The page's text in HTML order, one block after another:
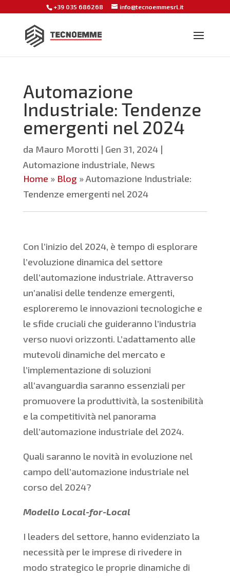
+39 035 686268 info@tecnoemmesrl.it
Automazione
Industriale: Tendenze
emergenti nel 2024
da Mauro Morotti | Gen 31, 2024|
Automazione industriale, News
Home » Blog»Automazione Industriale:
Tendenze emergenti nel 2024
Con l’inizio del 2024, è tempo di esplorare
l’evoluzione dinamica del settore
dell’automazione industriale. Attraverso
un’analisi delle tendenze emergenti,
esploreremo le innovazioni tecnologiche e
le sfide cruciali che guideranno l’industria
verso nuovi orizzonti. L’adattamento alle
mutevoli dinamiche del mercato e
l’implementazione di soluzioni
all’avanguardia saranno essenziali per
promuovere la produttività, la sostenibilità
e la competitività nel panorama
dell’automazione industriale del 2024.
Quali saranno le novità in evoluzione nel
campo dell’automazione industriale nel
corso del 2024?
Modello Local-for-Local
I leaders del settore, hanno evidenziato la
necessità per le imprese di rivedere in
modo strategico le proprie dinamiche di